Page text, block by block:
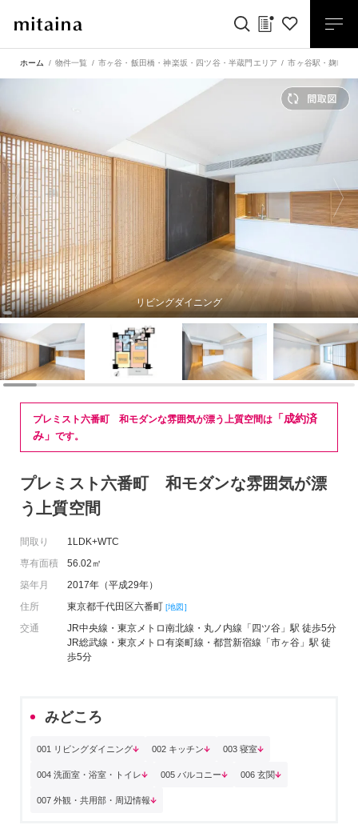
ホーム 物件一覧 市ヶ谷・飯田橋・神楽坂・四ツ谷・半蔵門エリア 市ヶ谷駅 ・麹町駅
リビングダイニング
プレミスト六番町 和モダンな雰囲気が漂う上質空間は 「成約済
み」 です。
プレミスト六番町 和モダンな雰囲気が漂
う上質空間
間取り
1LDK+WTC
専有面積
56.02㎡
築年月
2017年（平成29年）
住所
東京都千代田区六番町 [地図]
交通
JR中央線・東京メトロ南北線・丸ノ内線「四ツ谷」駅 徒歩5分
JR総武線・東京メトロ有楽町線・都営新宿線「市ヶ谷」駅 徒
歩5分
みどころ
001 リビングダイニング 002 キッチン 003 寝室
004 洗面室・浴室・トイレ 005 バルコニー 006 玄関
007 外観・共用部・周辺情報